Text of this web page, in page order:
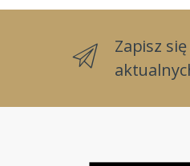
Zapisz